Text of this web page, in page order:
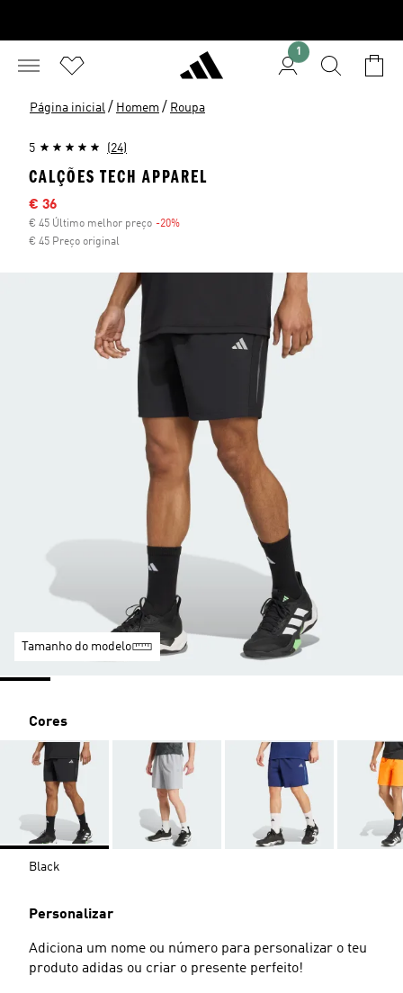
1
Página inicial / Homem / Roupa
5 (24)
CALÇÕES TECH APPAREL
Preço com desconto
€ 36
€ 45 Último melhor preço -20%
€ 45 Preço original
Tamanho do modelo
Cores
Black
Personalizar
Adiciona um nome ou número para personalizar o teu
produto adidas ou criar o presente perfeito!